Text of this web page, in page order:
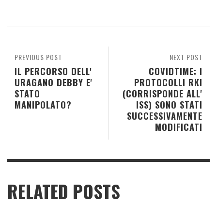
NEXT POST
COVIDTIME: I
PROTOCOLLI RKI
(CORRISPONDE ALL'
ISS) SONO STATI
SUCCESSIVAMENTE
MODIFICATI
PREVIOUS POST
IL PERCORSO DELL'
URAGANO DEBBY E'
STATO
MANIPOLATO?
RELATED POSTS